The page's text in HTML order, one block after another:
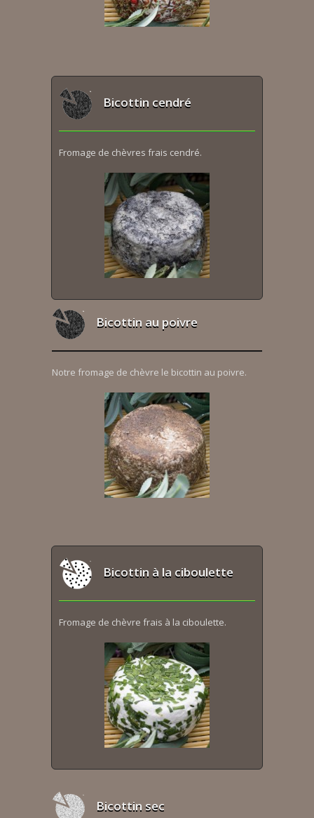
Bicottin cendré
Fromage de chèvres frais cendré.
Bicottin au poivre
Notre fromage de chèvre le bicottin au poivre.
Bicottin à la ciboulette
Fromage de chèvre frais à la ciboulette.
Bicottin sec